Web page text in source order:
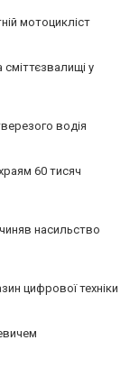
мотоцикліст
у
водія
60 тисяч
насильство
цифрової техніки